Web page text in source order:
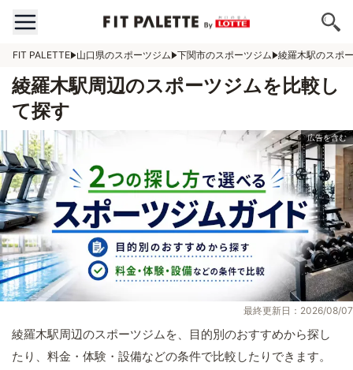
FIT PALETTE 山口県のスポーツジム 下関市のスポーツジム 綾羅木駅のスポ
綾羅木駅周辺のスポーツジムを比較し
て探す
最終更新日：2026/08/07
綾羅木駅周辺のスポーツジムを、目的別のおすすめから探し
たり、料金・体験・設備などの条件で比較したりできます。